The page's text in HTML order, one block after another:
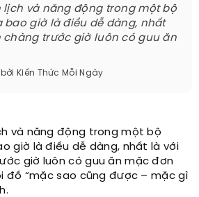
lịch và năng động trong một bộ
bao giờ là điều dễ dàng, nhất
chàng trước giờ luôn có guu ăn
Kiến Thức Mỗi Ngày
và năng động trong một bộ
giờ là điều dễ dàng, nhất là với
giờ luôn có guu ăn mặc đơn
đồ “mặc sao cũng được – mặc gì